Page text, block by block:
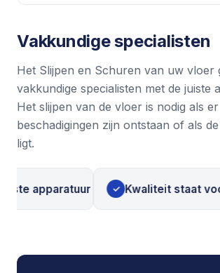
Vakkundige specialisten
Het Slijpen en Schuren van uw vloer
vakkundige specialisten met de juiste
Het slijpen van de vloer is nodig als er
beschadigingen zijn ontstaan of als
ligt.
apparatuur Kwaliteit staat